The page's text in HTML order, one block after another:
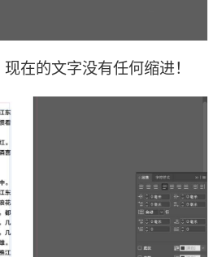
在的文字没有任何缩进！